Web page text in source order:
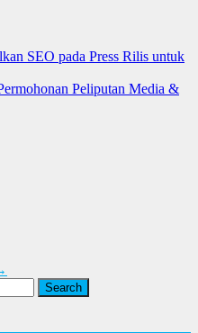
SEO pada Press Rilis untuk
Peliputan Media &